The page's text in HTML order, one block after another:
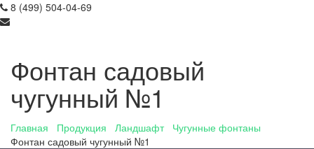
8 (499) 504-04-69
Фонтан садовый
чугунный №1
Главная Продукция Ландшафт/ Чугунные фонтаны
Фонтан садовый чугунный №1